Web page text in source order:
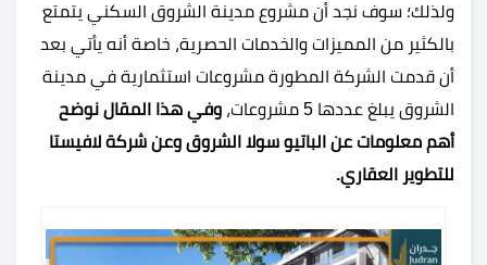
ولذلك؛ سوف نجد أن مشروع مدينة الشروق السكني يتمتع
بالكثير من المميزات والخدمات الحصرية، خاصة أنه يأتي بعد
أن قدمت الشركة المطورة مشروعات استثمارية في مدينة
الشروق يبلغ عددها 5 مشروعات،
وفي هذا المقال نوضح
أهم معلومات عن الباتيو سولا الشروق وعن شركة لافيستا
للتطوير العقاري.